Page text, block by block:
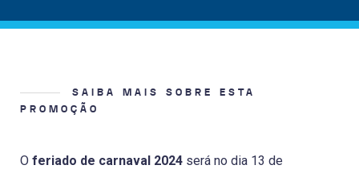
SAIBA MAIS SOBRE ESTA
PROMOÇÃO
O feriado de carnaval 2024 será no dia 13 de